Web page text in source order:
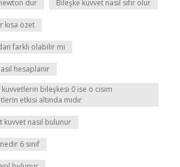
dur Bileşke kuvvet nasıl sıfır olur
kısa özet
farklı olabilir mi
hesaplanır
bileşkesi 0 ise o cisim
etkisi altında mıdır
kuvvet nasıl bulunur
6 sınıf